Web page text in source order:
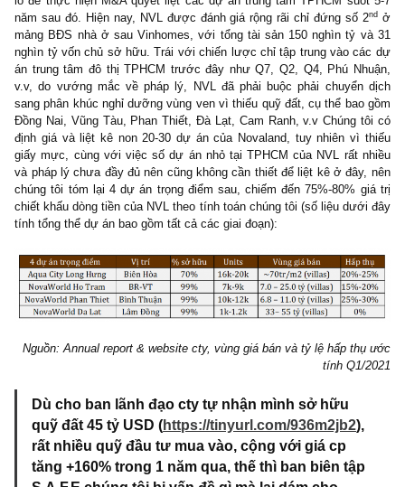
Business & Prospect: Thành lập năm 2007, được tách ra từ
Group bởi ông Bùi Thành Nhơn, Novaland thành công khởi đầu
án Sunrise City Q7, TPHCM năm 2009, thu lợi nhuận và uy tín
lồ để thực hiện M&A quyết liệt các dự án trung tâm TPHCM
mảng BĐS nhà ở sau Vinhomes, với tổng tài sản 150 nghìn tỷ
nghìn tỷ vốn chủ sở hữu. Trái với chiến lược chỉ tập trung vào
án trung tâm đô thị TPHCM trước đây như Q7, Q2, Q4, Phú
v.v, do vướng mắc về pháp lý, NVL đã phải buộc phải
sang phân khúc nghỉ dưỡng vùng ven vì thiếu quỹ đất, cụ thể
Đồng Nai, Vũng Tàu, Phan Thiết, Đà Lạt, Cam Ranh, v.v Chúng
định giá và liệt kê non 20-30 dự án của Novaland, tuy nhiên vì